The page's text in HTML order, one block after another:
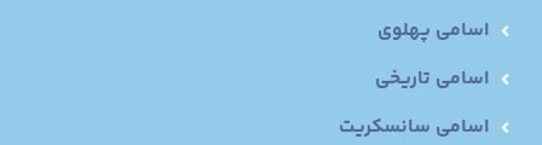
اسامی پهلوی
اسامی تاریخی
اسامی سانسکریت